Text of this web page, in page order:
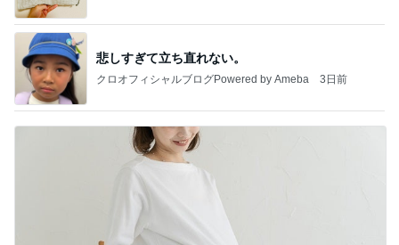
悲しすぎて立ち直れない。
クロオフィシャルブログPowered by Ameba 3日前